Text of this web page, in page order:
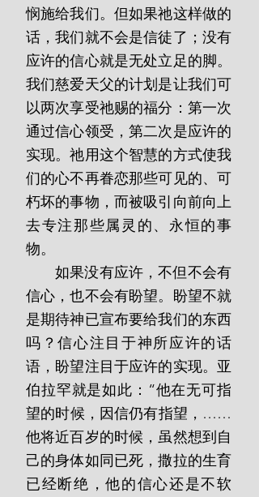
悯施给我们。但如果祂这样做的
话，我们就不会是信徒了；没有
应许的信心就是无处立足的脚。
我们慈爱天父的计划是让我们可
以两次享受祂赐的福分：第一次
通过信心领受，第二次是应许的
实现。祂用这个智慧的方式使我
们的心不再眷恋那些可见的、可
朽坏的事物，而被吸引向前向上
去专注那些属灵的、永恒的事
物。
       如果没有应许，不但不会有
信心，也不会有盼望。盼望不就
是期待神已宣布要给我们的东西
吗？信心注目于神所应许的话
语，盼望注目于应许的实现。亚
伯拉罕就是如此：“他在无可指
望的时候，因信仍有指望，……
他将近百岁的时候，虽然想到自
己的身体如同已死，撒拉的生育
已经断绝，他的信心还是不软